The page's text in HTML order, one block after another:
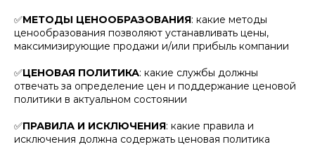
✅МЕТОДЫ ЦЕНООБРАЗОВАНИЯ: какие методы
ценообразования позволяют устанавливать цены,
максимизирующие продажи и/или прибыль компании
✅ЦЕНОВАЯ ПОЛИТИКА: какие службы должны
отвечать за определение цен и поддержание ценовой
политики в актуальном состоянии
✅ПРАВИЛА И ИСКЛЮЧЕНИЯ: какие правила и
исключения должна содержать ценовая политика